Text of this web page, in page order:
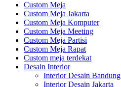
Custom Meja
Custom Meja Jakarta
Custom Meja Komputer
Custom Meja Meeting
Custom Meja Partisi
Custom Meja Rapat
Custom meja terdekat
Desain Interior
Interior Desain Bandung
Interior Desain Jakarta